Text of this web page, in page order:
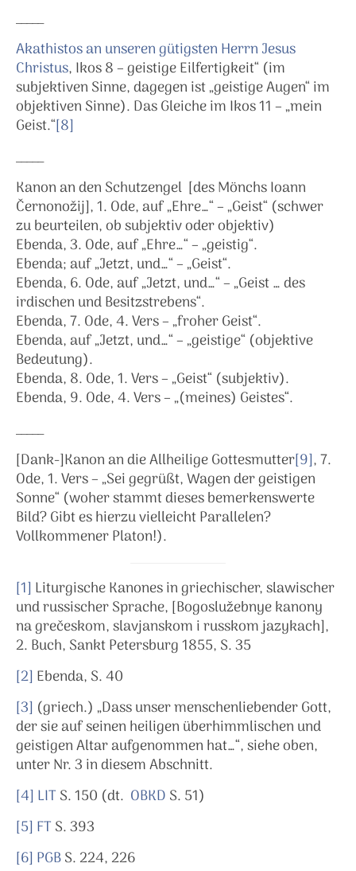
_____
Akathistos an unseren gütigsten Herrn Jesus
Christus, Ikos 8 – geistige Eilfertigkeit“ (im
subjektiven Sinne, dagegen ist „geistige Augen“ im
objektiven Sinne). Das Gleiche im Ikos 11 – „mein
Geist.“[8]
_____
Kanon an den Schutzengel [des Mönchs Ioann
Černonožij], 1. Ode, auf „Ehre…“ – „Geist“ (schwer
zu beurteilen, ob subjektiv oder objektiv)
Ebenda, 3. Ode, auf „Ehre…“ – „geistig“.
Ebenda; auf „Jetzt, und…“ – „Geist“.
Ebenda, 6. Ode, auf „Jetzt, und…“ – „Geist … des
irdischen und Besitzstrebens“.
Ebenda, 7. Ode, 4. Vers – „froher Geist“.
Ebenda, auf „Jetzt, und…“ – „geistige“ (objektive
Bedeutung).
Ebenda, 8. Ode, 1. Vers – „Geist“ (subjektiv).
Ebenda, 9. Ode, 4. Vers – „(meines) Geistes“.
_____
[Dank-]Kanon an die Allheilige Gottesmutter[9], 7.
Ode, 1. Vers – „Sei gegrüßt, Wagen der geistigen
Sonne“ (woher stammt dieses bemerkenswerte
Bild? Gibt es hierzu vielleicht Parallelen?
Vollkommener Platon!).
[1] Liturgische Kanones in griechischer, slawischer
und russischer Sprache, [Bogoslužebnye kanony
na grečeskom, slavjanskom i russkom jazykach],
2. Buch, Sankt Petersburg 1855, S. 35
[2] Ebenda, S. 40
[3] (griech.) „Dass unser menschenliebender Gott,
der sie auf seinen heiligen überhimmlischen und
geistigen Altar aufgenommen hat…“, siehe oben,
unter Nr. 3 in diesem Abschnitt.
[4] LIT S. 150 (dt. OBKD S. 51)
[5] FT S. 393
[6] PGBS. 224, 226